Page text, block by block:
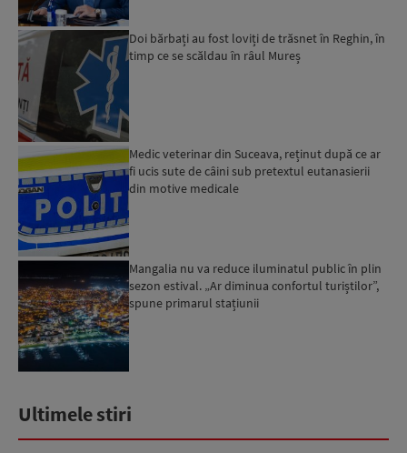
Doi bărbați au fost loviți de trăsnet în Reghin, în
timp ce se scăldau în râul Mureș
Medic veterinar din Suceava, reținut după ce ar
fi ucis sute de câini sub pretextul eutanasierii
din motive medicale
Mangalia nu va reduce iluminatul public în plin
sezon estival. „Ar diminua confortul turiștilor”,
spune primarul stațiunii
Ultimele stiri